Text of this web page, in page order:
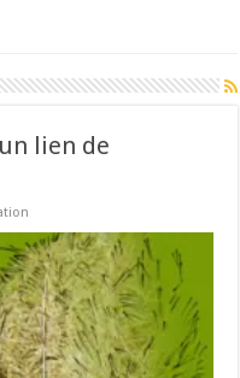
lien de